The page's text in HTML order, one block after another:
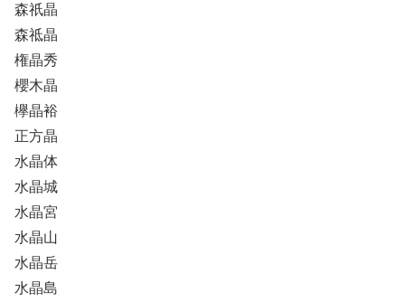
森祇晶
森祗晶
権晶秀
櫻木晶
欅晶裕
正方晶
水晶体
水晶城
水晶宮
水晶山
水晶岳
水晶島